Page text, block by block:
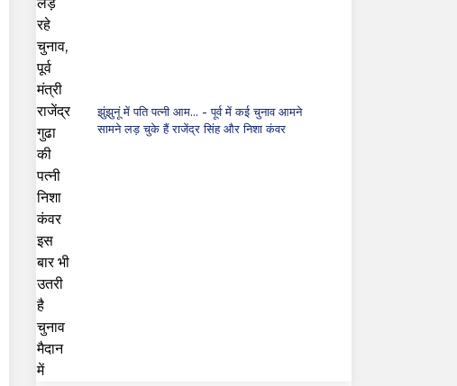
झुंझुनूं में पति पत्नी आम... - पूर्व में कई चुनाव आमने
सामने लड़ चुके हैं राजेंद्र सिंह और निशा कंवर